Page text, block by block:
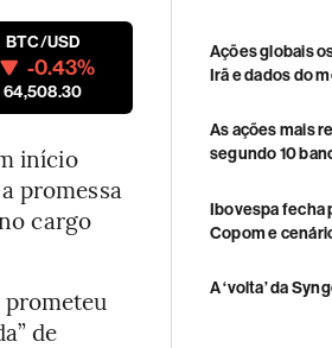
BTC/USD
-0.43%
64,508.30
início
promessa
cargo
de
Ações globais
Irã e dados do
As ações mais
segundo 10
Ibovespa fecha
Copom e
A ‘volta’ da